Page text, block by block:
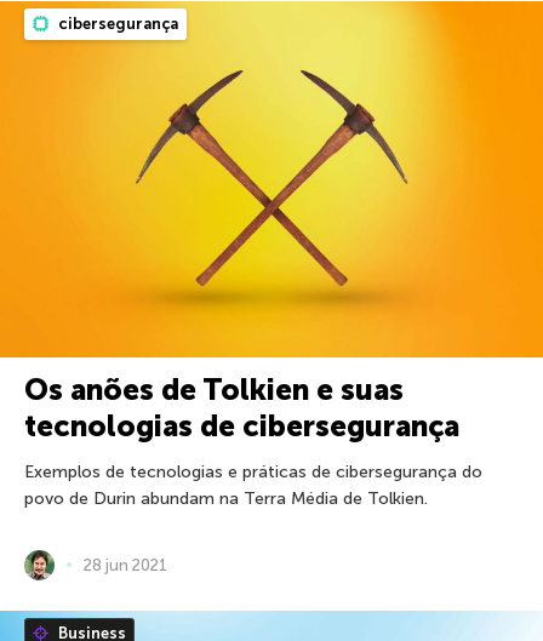
cibersegurança
Os anões de Tolkien e suas
tecnologias de cibersegurança
Exemplos de tecnologias e práticas de cibersegurança do
povo de Durin abundam na Terra Média de Tolkien.
28 jun 2021
Business